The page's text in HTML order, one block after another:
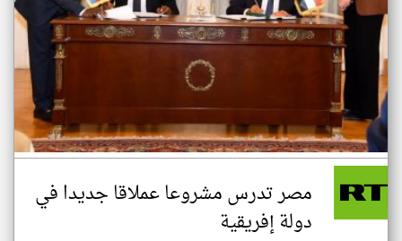
مصر تدرس مشروعا عملاقا جديدا في
دولة إفريقية